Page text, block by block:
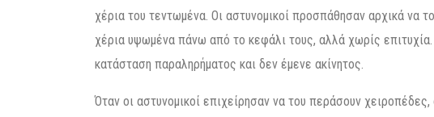
χέρια του τεντωμένα. Οι αστυνομικοί προσπάθησαν αρχικά να
χέρια υψωμένα πάνω από το κεφάλι τους, αλλά χωρίς
κατάσταση παραληρήματος και δεν έμενε ακίνητος.
Όταν οι αστυνομικοί επιχείρησαν να του περάσουν